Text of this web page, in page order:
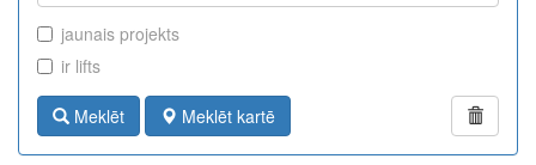
jaunais projekts
ir lifts
Meklēt Meklēt kartē